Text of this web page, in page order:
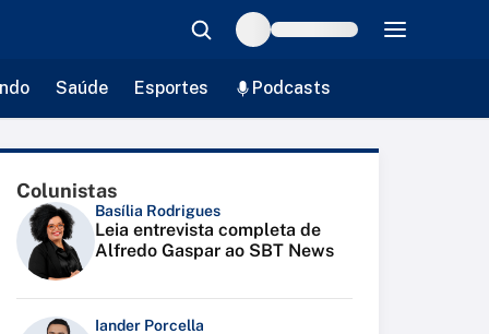
Saúde Esportes Podcasts
Colunistas
Basília Rodrigues
Leia entrevista completa de
Alfredo Gaspar ao SBT News
Iander Porcella